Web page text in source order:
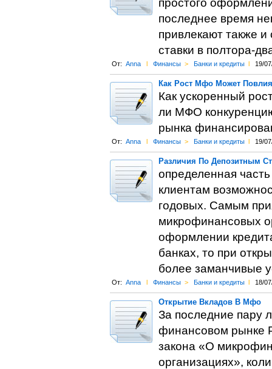
простого
последнее время
привлекают также и
ставки в полтора-
От: Anna l Финансы > Банки и кредиты l 19/
Как Рост Мфо Может
Как ускоренный
ли МФО
рынка
От: Anna l Финансы > Банки и кредиты l 19/
Различия По Депозитным
определенная
клиентам
годовых. Самым
микрофинансовых
оформлении
банках, то при
более заманчивые
От: Anna l Финансы > Банки и кредиты l 18/
Открытие Вкладов В Мфо
За последние пару
финансовом рынке
закона «О
организациях»,